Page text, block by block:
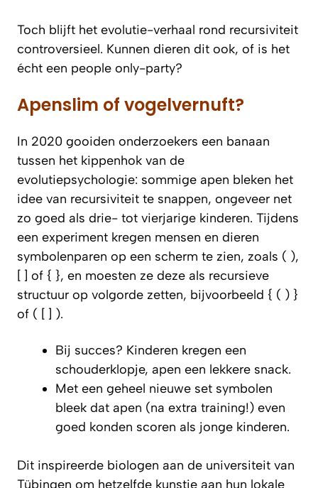
Toch blijft het evolutie-verhaal rond recursiviteit
controversieel. Kunnen dieren dit ook, of is het
écht een people only-party?
Apenslim of vogelvernuft?
In 2020 gooiden onderzoekers een banaan
tussen het kippenhok van de
evolutiepsychologie: sommige apen bleken het
idee van recursiviteit te snappen, ongeveer net
zo goed als drie- tot vierjarige kinderen. Tijdens
een experiment kregen mensen en dieren
symbolenparen op een scherm te zien, zoals ( ),
[ ] of { }, en moesten ze deze als recursieve
structuur op volgorde zetten, bijvoorbeeld { ( ) }
of ( [ ] ).
Bij succes? Kinderen kregen een
schouderklopje, apen een lekkere snack.
Met een geheel nieuwe set symbolen
bleek dat apen (na extra training!) even
goed konden scoren als jonge kinderen.
Dit inspireerde biologen aan de universiteit van
Tübingen om hetzelfde kunstje aan hun lokale